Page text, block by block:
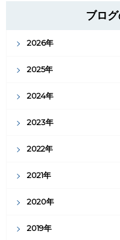
ブロ
2026年
2025年
2024年
2023年
2022年
2021年
2020年
2019年